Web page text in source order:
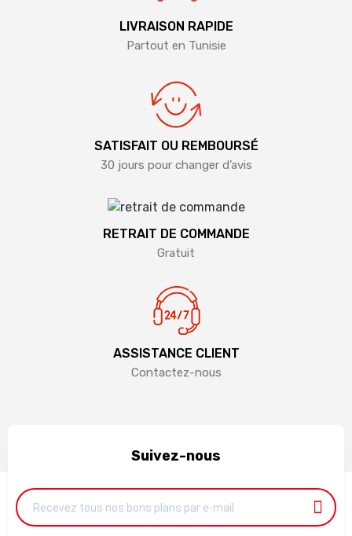
LIVRAISON RAPIDE
Partout en Tunisie
SATISFAIT OU REMBOURSÉ
30 jours pour changer d’avis
RETRAIT DE COMMANDE
Gratuit
ASSISTANCE CLIENT
Contactez-nous
Suivez-nous